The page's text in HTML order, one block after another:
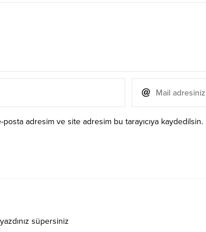
posta adresim ve site adresim bu tarayıcıya kaydedilsin.
süpersiniz